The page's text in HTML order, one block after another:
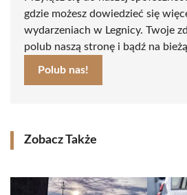
gdzie możesz dowiedzieć się
wydarzeniach w Legnicy. Twoje
polub naszą stronę i bądź na
Polub nas!
Zobacz Także